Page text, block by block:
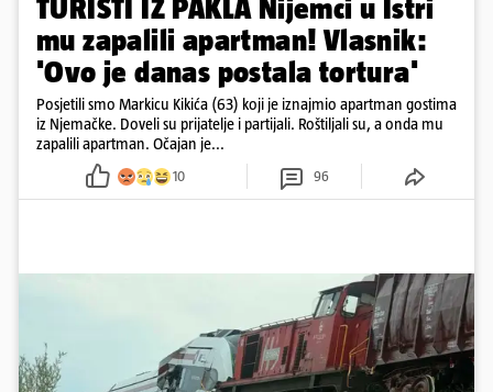
TURISTI IZ PAKLA Nijemci u Istri
mu zapalili apartman! Vlasnik:
'Ovo je danas postala tortura'
Posjetili smo Markicu Kikića (63) koji je iznajmio apartman gostima
iz Njemačke. Doveli su prijatelje i partijali. Roštiljali su, a onda mu
zapalili apartman. Očajan je...
10 96